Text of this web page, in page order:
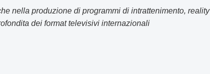
nella produzione di programmi di intrattenimento, reality
dei format televisivi internazionali